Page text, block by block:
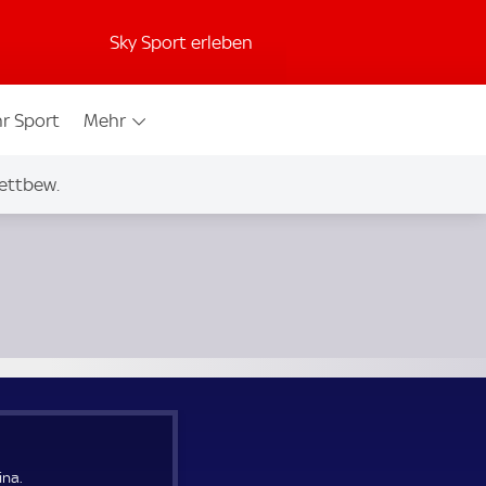
Sky Sport erleben
Sport Mehr